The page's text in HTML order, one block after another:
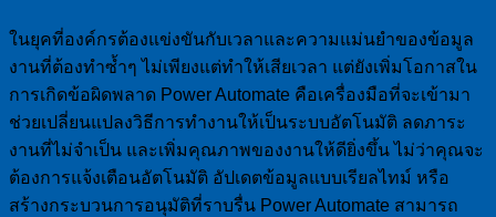
ในยุคที่องค์กรต้องแข่งขันกับเวลาและความแม่นยำของข้อมูล
งานที่ต้องทำซ้ำๆ ไม่เพียงแต่ทำให้เสียเวลา แต่ยังเพิ่มโอกาสใน
การเกิดข้อผิดพลาด Power Automate คือเครื่องมือที่จะเข้ามา
ช่วยเปลี่ยนแปลงวิธีการทำงานให้เป็นระบบอัตโนมัติ ลดภาระ
งานที่ไม่จำเป็น และเพิ่มคุณภาพของงานให้ดียิ่งขึ้น ไม่ว่าคุณจะ
ต้องการแจ้งเตือนอัตโนมัติ อัปเดตข้อมูลแบบเรียลไทม์ หรือ
สร้างกระบวนการอนุมัติที่ราบรื่น Power Automate สามารถ